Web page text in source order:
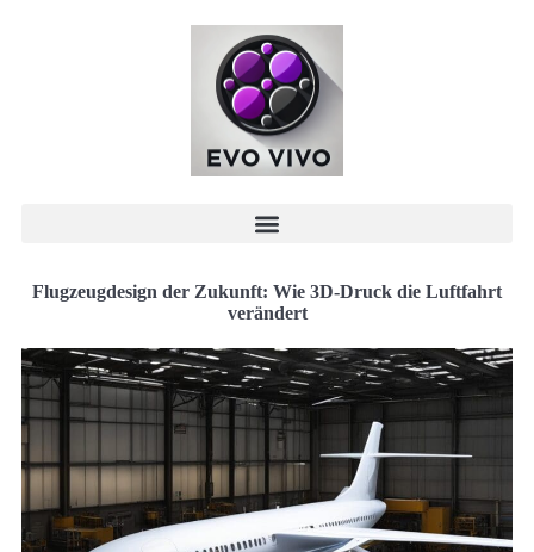
Flugzeugdesign der Zukunft: Wie 3D-Druck die Luftfahrt
verändert